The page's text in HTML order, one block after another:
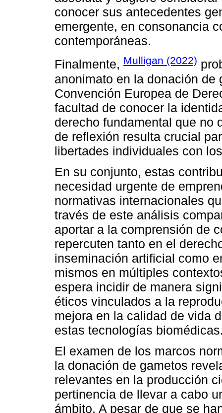
conocer sus antecedentes
emergente, en consonancia
contemporáneas.
Finalmente, Mulligan (2022)
anonimato en la donación
Convención Europea de
facultad de conocer la
derecho fundamental que no
de reflexión resulta crucial
libertades individuales con
En su conjunto, estas
necesidad urgente de
normativas internacionales
través de este análisis
aportar a la comprensión de
repercuten tanto en el
inseminación artificial como
mismos en múltiples
espera incidir de manera
éticos vinculados a la
mejora en la calidad de vida
estas tecnologías
El examen de los marcos
la donación de gametos
relevantes en la producción
pertinencia de llevar a cabo
ámbito. A pesar de que se